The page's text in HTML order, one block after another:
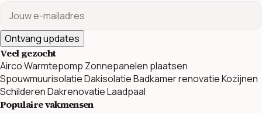
Ontvang updates
Veel gezocht
AircoWarmtepomp Zonnepanelen plaatsen
SpouwmuurisolatieDakisolatieBadkamer renovatieKozijnen
SchilderenDakrenovatieLaadpaal
Populaire vakmensen